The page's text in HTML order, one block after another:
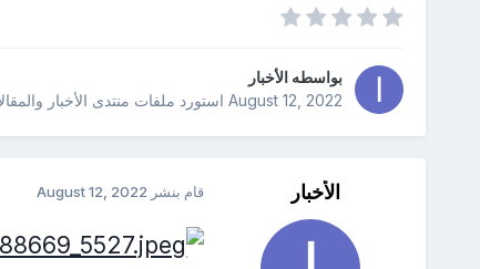
بواسطه الأخبار
August 12, 2022استورد ملفات منتدى الأخبار
الأخبار قام بنشر August 12, 2022